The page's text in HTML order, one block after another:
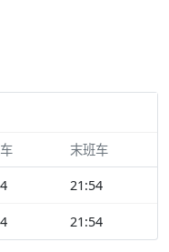
末班车
21:54
21:54